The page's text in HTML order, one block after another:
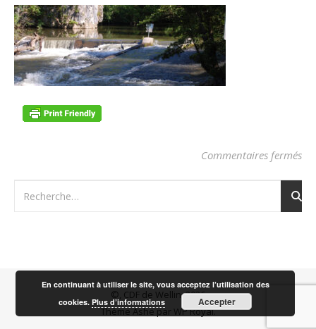
Commentaires fermés
©, CDF de Wellin, 2026
Thème Ashe par WP Royal.
En continuant à utiliser le site, vous acceptez l’utilisation des
cookies.Plus d’informations Accepter